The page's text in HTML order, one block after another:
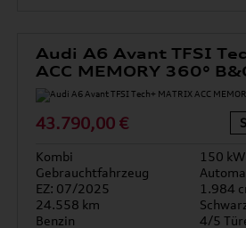
Audi A6 Avant TFSI
ACC MEMORY 360°
43.790,00 €
Kombi
150
Gebrauchtfahrzeug
EZ: 07/2025
1.984
24.558 km
Benzin
4/5